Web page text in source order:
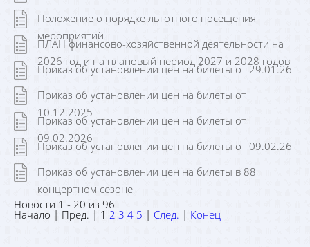
Положение о порядке льготного посещения
мероприятий
ПЛАН финансово-хозяйственной деятельности на
2026 год и на плановый период 2027 и 2028 годов
Приказ об установлении цен на билеты от 29.01.26
Приказ об установлении цен на билеты от
10.12.2025
Приказ об установлении цен на билеты от
09.02.2026
Приказ об установлении цен на билеты от 09.02.26
Приказ об установлении цен на билеты в 88
концертном сезоне
Новости 1 - 20 из 96
Начало | Пред. | 1 2 3 4 5 | След. | Конец